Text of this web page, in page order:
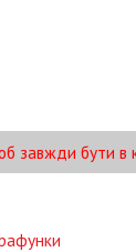
завжди бути в